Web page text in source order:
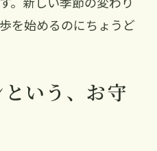
を始めるのにちょうど
いう、お守